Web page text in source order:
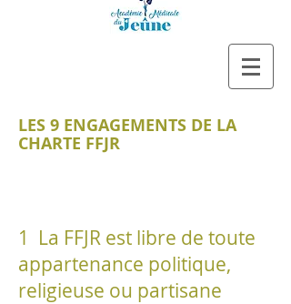
LES 9 ENGAGEMENTS DE LA
CHARTE FFJR
1 La FFJR est libre de toute
appartenance politique,
religieuse ou partisane